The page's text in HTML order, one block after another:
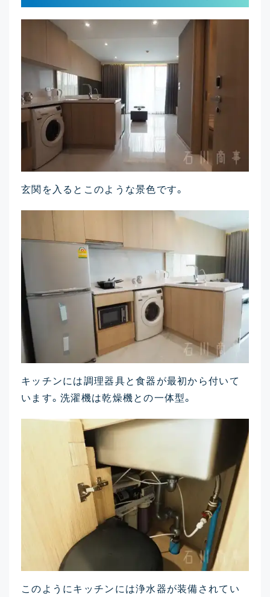
玄関を入るとこのような景色です。
キッチンには調理器具と食器が最初から付いて
います。洗濯機は乾燥機との一体型。
このようにキッチンには浄水器が装備されてい